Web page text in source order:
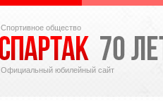
Спортивное общество
Официальный юбилейный сайт